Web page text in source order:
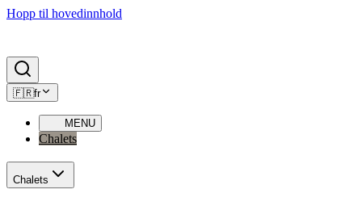
Hopp til hovedinnhold
🇫🇷fr
MENU
Chalets
Chalets